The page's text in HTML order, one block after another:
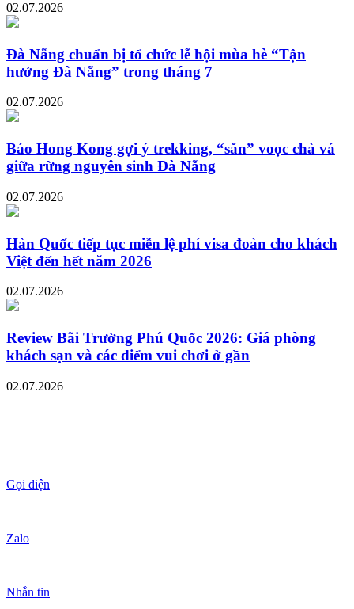
02.07.2026
Đà Nẵng chuẩn bị tổ chức lễ hội mùa hè “Tận
hưởng Đà Nẵng” trong tháng 7
02.07.2026
Báo Hong Kong gợi ý trekking, “săn” voọc chà vá
giữa rừng nguyên sinh Đà Nẵng
02.07.2026
Hàn Quốc tiếp tục miễn lệ phí visa đoàn cho khách
Việt đến hết năm 2026
02.07.2026
Review Bãi Trường Phú Quốc 2026: Giá phòng
khách sạn và các điểm vui chơi ở gần
02.07.2026
Gọi điện
Zalo
Nhắn tin